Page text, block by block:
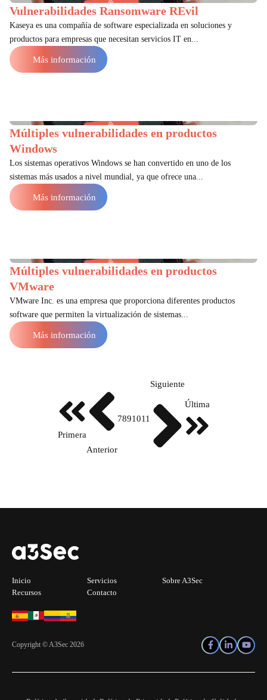
Vulnerabilidades Ransomware REvil
Kaseya es una compañía de software especializada en soluciones y
productos para empresas que necesitan servicios IT en...
Más información
Múltiples vulnerabilidades en productos
Windows
Los sistemas operativos Windows se han convertido en uno de los
sistemas más usados a nivel mundial, ya que ofrece una...
Más información
Múltiples vulnerabilidades en productos
VMware
VMware Inc. es una empresa que proporciona diferentes productos
software que permiten la virtualización de sistemas...
Más información
Primera
Anterior
7891011
Siguiente
Última
Inicio Servicios
Sobre A3Sec
Recursos
Contacto
Copyright © A3Sec 2026